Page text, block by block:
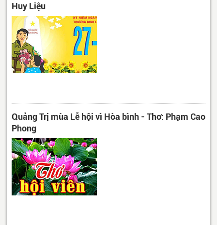
Huy Liệu
Quảng Trị mùa Lễ hội vì Hòa bình - Thơ: Phạm Cao
Phong